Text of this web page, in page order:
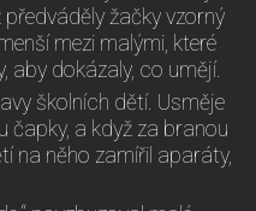
předváděly žačky vzorný
mezi malými, které
aby dokázaly, co umějí.
školních dětí. Usměje
čapky, a když za branou
na něho zamířil aparáty,